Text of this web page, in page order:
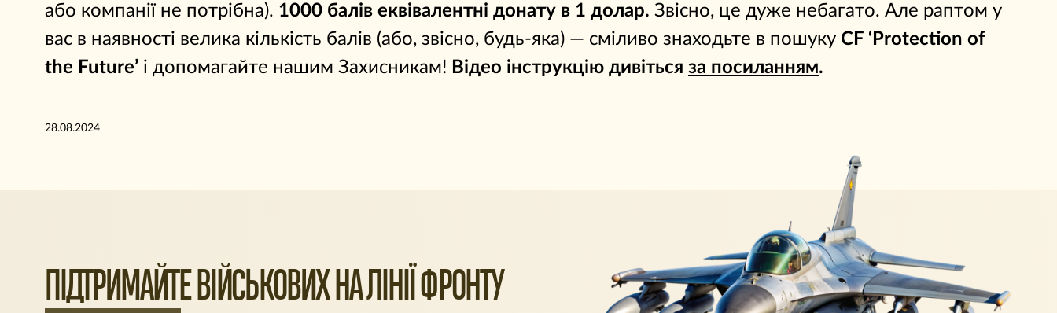
або компанії не потрібна). 1000 балів еквівалентні донату в 1 долар. Звісно, це дуже небагато. Але раптом у
вас в наявності велика кількість балів (або, звісно, будь-яка) — сміливо знаходьте в пошуку CF ‘Protection of
the Future’ і допомагайте нашим Захисникам! Відео інструкцію дивіться за посиланням.
28.08.2024
ПІДТРИМАЙТЕ ВІЙСЬКОВИХ НА ЛІНІЇ ФРОНТУ